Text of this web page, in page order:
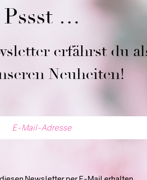
Pssst …
erfährst du
Neuheiten!